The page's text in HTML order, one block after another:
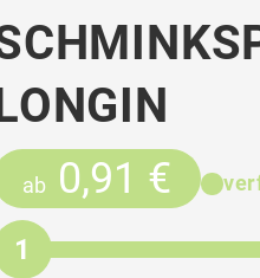
ab 0,91 €
1